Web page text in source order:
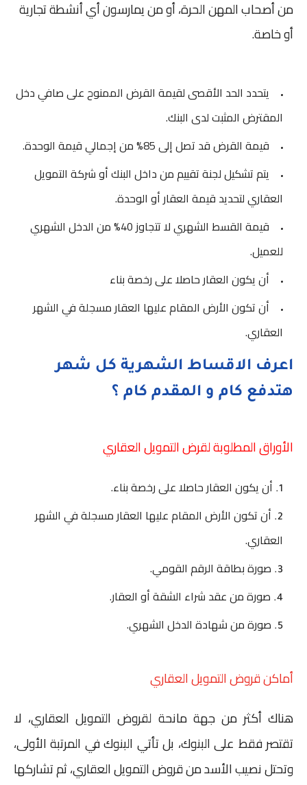
من أصحاب المهن الحرة، أو من يمارسون أي أنشطة تجارية
أو خاصة.
يتحدد الحد الأقصى لقيمة القرض الممنوح على صافي دخل
المقترض المثبت لدى البنك.
قيمة القرض قد تصل إلى 85% من إجمالي قيمة الوحدة.
يتم تشكيل لجنة تقييم من داخل البنك أو شركة التمويل
العقاري لتحديد قيمة العقار أو الوحدة.
قيمة القسط الشهري لا تتجاوز 40% من الدخل الشهري
للعميل.
أن يكون العقار حاصلا على رخصة بناء
أن تكون الأرض المقام عليها العقار مسجلة في الشهر
العقاري.
اعرف الاقساط الشهرية كل شهر
هتدفع كام و المقدم كام ؟
الأوراق المطلوبة لقرض التمويل العقاري
أن يكون العقار حاصلا على رخصة بناء.
أن تكون الأرض المقام عليها العقار مسجلة في الشهر
العقاري.
صورة بطاقة الرقم القومي.
صورة من عقد شراء الشقة أو العقار.
صورة من شهادة الدخل الشهري.
أماكن قروض التمويل العقاري
هناك أكثر من جهة مانحة لقروض التمويل العقاري، لا
تقتصر فقط على البنوك، بل تأتي البنوك في المرتبة الأولى،
وتحتل نصيب الأسد من قروض التمويل العقاري، ثم تشاركها